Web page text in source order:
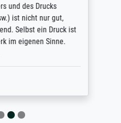
und des Drucks
ist nicht nur gut,
Selbst ein Druck ist
im eigenen Sinne.